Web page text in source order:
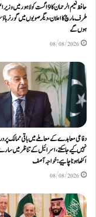
حافظ نعیم الرحمان کا 9 اگست کو لاہور
طرف مارچ کا اعلان، دیگر صوبوں میں گورنر
ہوں گے
08/08/2026
دفاعی معاہدےکے معاملے میں باقی ممالک پر
نہیں کیے جاسکتے، اسرائیل کے تناظر میں
اکٹھا ہونا چاہیے: خواجہ آصف
08/08/2026